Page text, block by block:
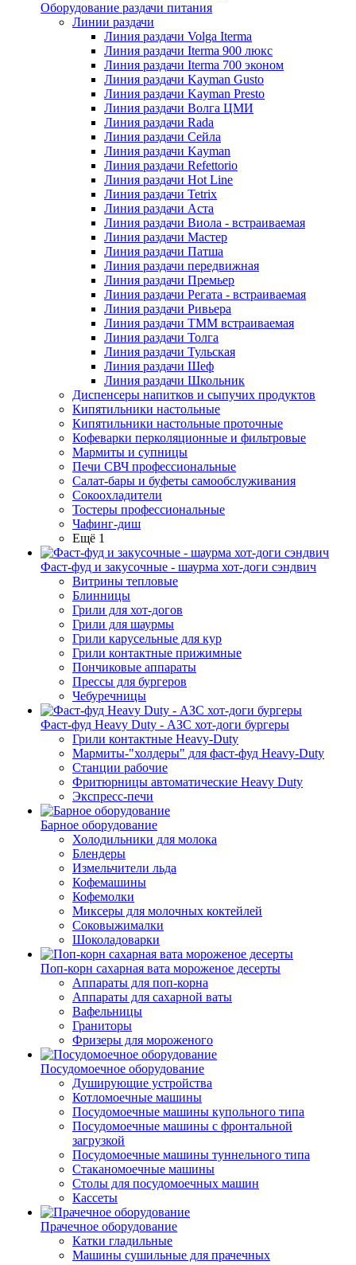
Оборудование раздачи питания
Линии раздачи
Линия раздачи Volga Iterma
Линия раздачи Iterma 900 люкс
Линия раздачи Iterma 700 эконом
Линия раздачи Kayman Gusto
Линия раздачи Kayman Presto
Линия раздачи Волга ЦМИ
Линия раздачи Rada
Линия раздачи Сейла
Линия раздачи Kayman
Линия раздачи Refettorio
Линия раздачи Hot Line
Линия раздачи Tetrix
Линия раздачи Аста
Линия раздачи Виола - встраиваемая
Линия раздачи Мастер
Линия раздачи Патша
Линия раздачи передвижная
Линия раздачи Премьер
Линия раздачи Регата - встраиваемая
Линия раздачи Ривьера
Линия раздачи ТММ встраиваемая
Линия раздачи Толга
Линия раздачи Тульская
Линия раздачи Шеф
Линия раздачи Школьник
Диспенсеры напитков и сыпучих продуктов
Кипятильники настольные
Кипятильники настольные проточные
Кофеварки перколяционные и фильтровые
Мармиты и супницы
Печи СВЧ профессиональные
Салат-бары и буфеты самообслуживания
Сокоохладители
Тостеры профессиональные
Чафинг-диш
Ещё 1
Фаст-фуд и закусочные - шаурма хот-доги сэндвич
Витрины тепловые
Блинницы
Грили для хот-догов
Грили для шаурмы
Грили карусельные для кур
Грили контактные прижимные
Пончиковые аппараты
Прессы для бургеров
Чебуречницы
Фаст-фуд Heavy Duty - АЗС хот-доги бургеры
Грили контактные Heavy-Duty
Мармиты-"холдеры" для фаст-фуд Heavy-Duty
Станции рабочие
Фритюрницы автоматические Heavy Duty
Экспресс-печи
Барное оборудование
Холодильники для молока
Блендеры
Измельчители льда
Кофемашины
Кофемолки
Миксеры для молочных коктейлей
Соковыжималки
Шоколадоварки
Поп-корн сахарная вата мороженое десерты
Аппараты для поп-корна
Аппараты для сахарной ваты
Вафельницы
Граниторы
Фризеры для мороженого
Посудомоечное оборудование
Душирующие устройства
Котломоечные машины
Посудомоечные машины купольного типа
Посудомоечные машины с фронтальной
загрузкой
Посудомоечные машины туннельного типа
Стаканомоечные машины
Столы для посудомоечных машин
Кассеты
Прачечное оборудование
Катки гладильные
Машины сушильные для прачечных